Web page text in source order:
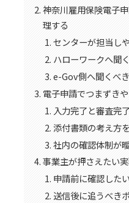
神奈川雇用保険電子
理する
センターが担当し
ハローワークへ聞
e-Gov側へ聞くべ
電子申請でつまずき
入力完了と審査完
添付書類の考え方
社内の確認体制が
事業主が押さえたい
申請前に確認した
送信後に追うべき